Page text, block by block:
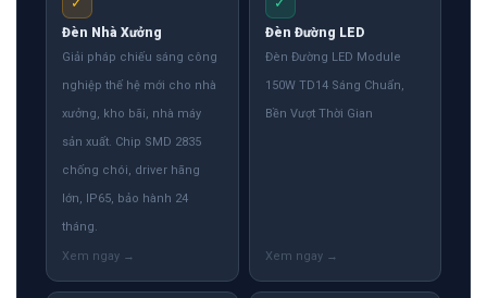
Đèn Nhà Xưởng
Giải pháp chiếu sáng công
nghiệp thế hệ mới cho nhà
xưởng, kho bãi, nhà máy
sản xuất. Chip SMD 2835
chống chói, driver hãng
lớn, IP65, bảo hành 24
tháng.
Đèn Đường LED
Đèn Đường LED Module
150W TD14 Sáng Chuẩn,
Bền Vượt Thời Gian